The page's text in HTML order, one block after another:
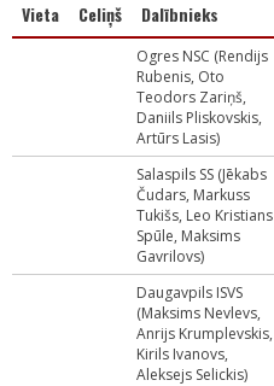
Vieta Celiņš Dalībnieks
Ogres NSC (Rendijs
Rubenis, Oto
Teodors Zariņš,
Daniils Pliskovskis,
Artūrs Lasis)
Salaspils SS (Jēkabs
Čudars, Markuss
Tukišs, Leo Kristians
Spūle, Maksims
Gavrilovs)
Daugavpils ISVS
(Maksims Nevlevs,
Anrijs Krumplevskis,
Kirils Ivanovs,
Aleksejs Selickis)